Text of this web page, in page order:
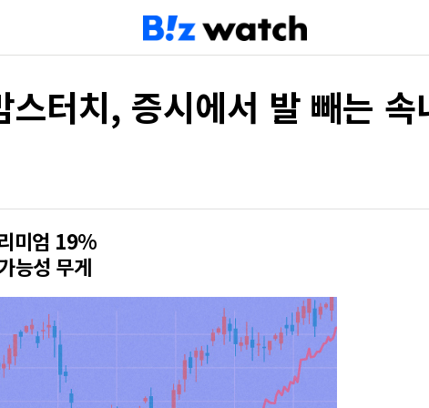
터치, 증시에서 발 빼는 속
미엄 19%
능성 무게